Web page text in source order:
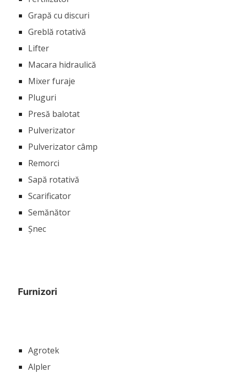
Grapă cu discuri
Greblă rotativă
Lifter
Macara hidraulică
Mixer furaje
Pluguri
Presă balotat
Pulverizator
Pulverizator câmp
Remorci
Sapă rotativă
Scarificator
Semănător
Șnec
Furnizori
Agrotek
Alpler